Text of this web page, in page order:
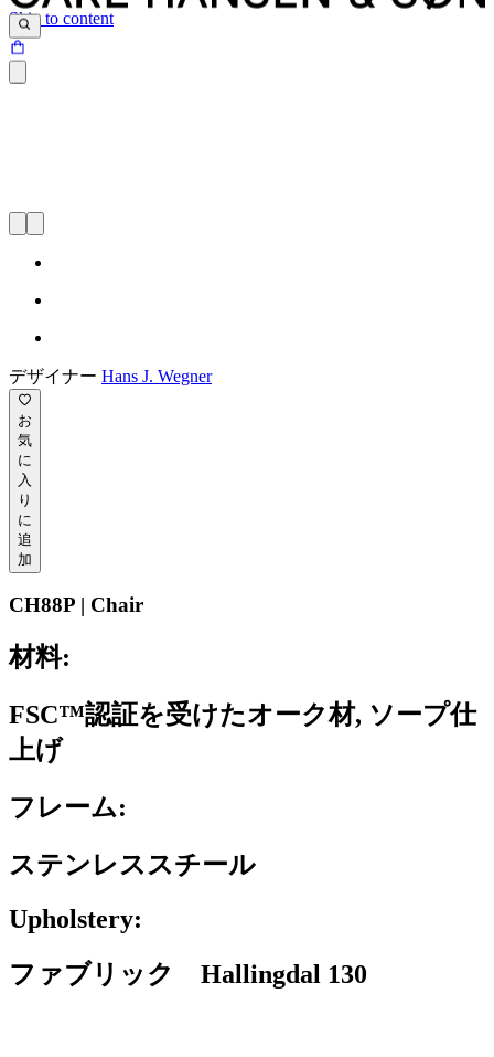
Skip to content
デザイナー Hans J. Wegner
お
気
に
入
り
に
追
加
CH88P | Chair
材料:
FSC™認証を受けたオーク材, ソープ仕
上げ
フレーム:
ステンレススチール
Upholstery:
ファブリック Hallingdal 130